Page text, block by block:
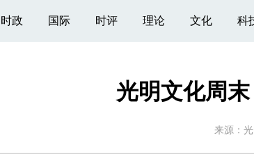
时政 国际 时评 理论 文化 科
光明文化周
来源：